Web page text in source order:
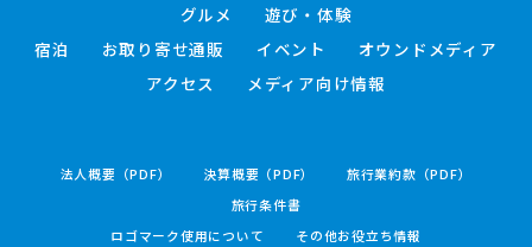
グルメ
遊び・体験
宿泊
お取り寄せ通販 イベント
オウンドメディア
アクセス
メディア向け情報
法人概要（PDF） 決算概要（PDF）
旅行業約款（PDF）
旅行条件書
ロゴマーク使用について
その他お役立ち情報